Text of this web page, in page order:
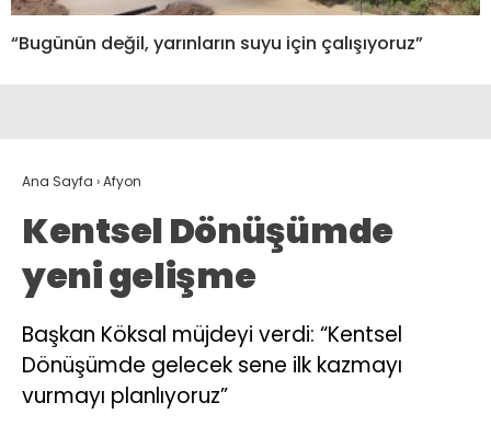
“Bugünün değil, yarınların suyu için çalışıyoruz”
Ana Sayfa ›Afyon
Kentsel Dönüşümde
yeni gelişme
Başkan Köksal müjdeyi verdi: “Kentsel
Dönüşümde gelecek sene ilk kazmayı
vurmayı planlıyoruz”